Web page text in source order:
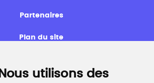
Nous utilisons des
Partenaires
Plan du site